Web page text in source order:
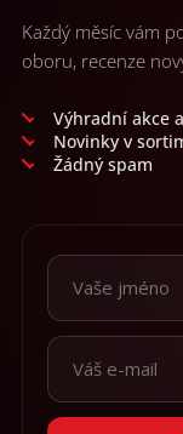
Každý měsíc vám
oboru, recenze
Výhradní akce
Novinky v
Žádný spam